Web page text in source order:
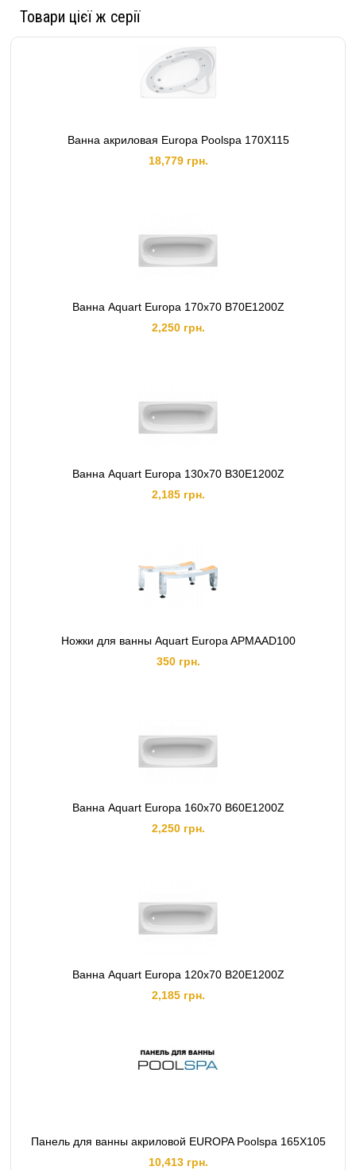
Товари цієї ж серії
Ванна акриловая Europa Poolspa 170X115
18,779 грн.
Ванна Aquart Europa 170х70 B70E1200Z
2,250 грн.
Ванна Aquart Europa 130х70 B30E1200Z
2,185 грн.
Ножки для ванны Aquart Europa APMAAD100
350 грн.
Ванна Aquart Europa 160х70 B60E1200Z
2,250 грн.
Ванна Aquart Europa 120х70 B20E1200Z
2,185 грн.
Панель для ванны акриловой EUROPA Poolspa 165X105
10,413 грн.